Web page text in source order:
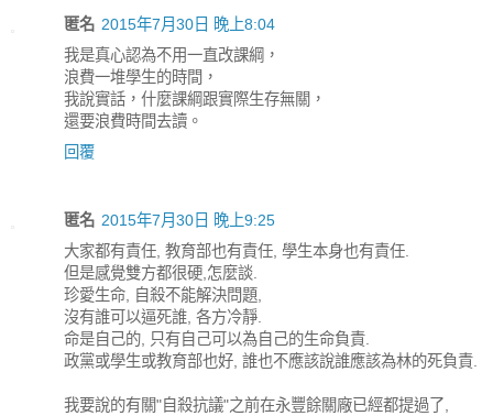
匿名 2015年7月30日 晚上8:04
我是真心認為不用一直改課綱，
浪費一堆學生的時間，
我說實話，什麼課綱跟實際生存無關，
還要浪費時間去讀。
回覆
匿名 2015年7月30日 晚上9:25
大家都有責任, 教育部也有責任, 學生本身也有責任.
但是感覺雙方都很硬,怎麼談.
珍愛生命, 自殺不能解決問題,
沒有誰可以逼死誰, 各方冷靜.
命是自己的, 只有自己可以為自己的生命負責.
政黨或學生或教育部也好, 誰也不應該說誰應該為林的死負責.
我要說的有關"自殺抗議"之前在永豐餘關廠已經都提過了,